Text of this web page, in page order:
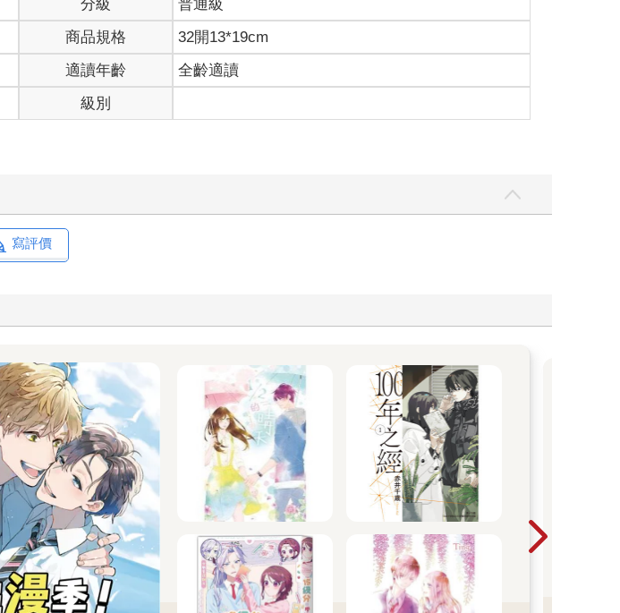
分級
普通級
商品規格
32開13*19cm
適讀年齡
全齡適讀
級別
寫評價